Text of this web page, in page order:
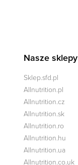
Nasze sklepy
Sklep.sfd.pl
Allnutrition.pl
Allnutrition.cz
Allnutrition.sk
Allnutrition.ro
Allnutrition.hu
Allnutrition.ua
Allnutrition.co.uk